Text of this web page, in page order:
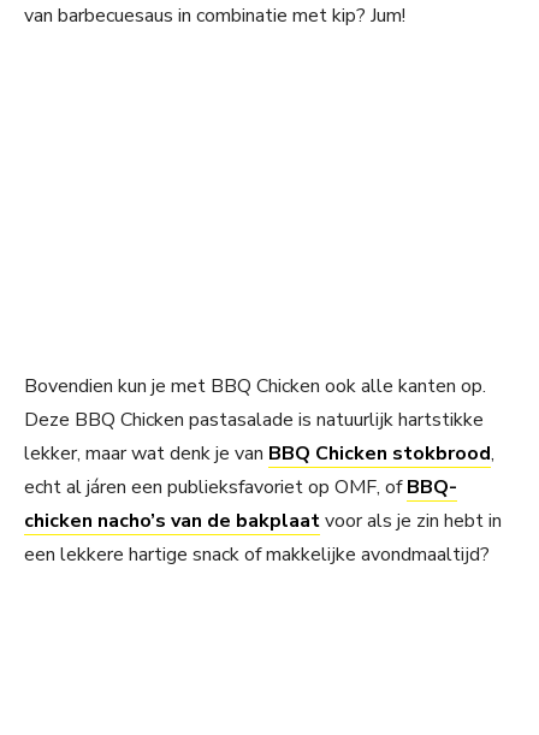
van barbecuesaus in combinatie met kip? Jum!
Bovendien kun je met BBQ Chicken ook alle kanten op.
Deze BBQ Chicken pastasalade is natuurlijk hartstikke
lekker, maar wat denk je van BBQ Chicken stokbrood,
echt al járen een publieksfavoriet op OMF, ofBBQ-
chicken nacho’s van de bakplaatvoor als je zin hebt in
een lekkere hartige snack of makkelijke avondmaaltijd?